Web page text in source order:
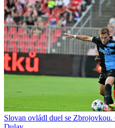
Slovan ovládl duel se Zbrojovkou.